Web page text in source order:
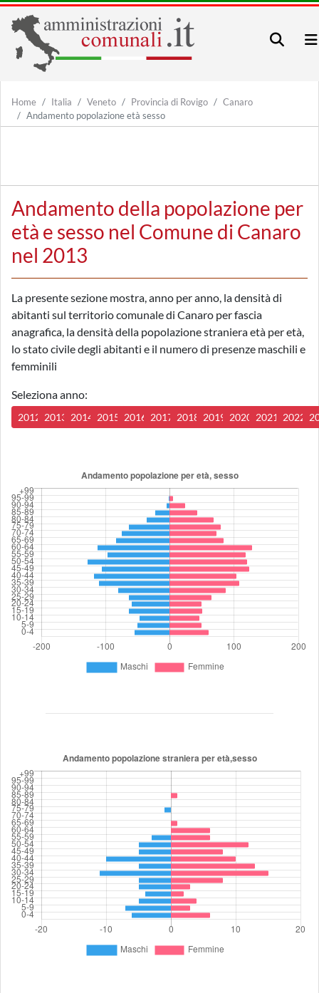
Home Italia Veneto Provincia di Rovigo
Canaro
Andamento popolazione età sesso
Andamento della popolazione per
età e sesso nel Comune di Canaro
nel 2013
La presente sezione mostra, anno per anno, la densità di
abitanti sul territorio comunale di Canaro per fascia
anagrafica, la densità della popolazione straniera età per età,
lo stato civile degli abitanti e il numero di presenze maschili e
femminili
Seleziona anno:
2012 2013 2014 2015 2016 2017 2018 2019 2020 2021 2022